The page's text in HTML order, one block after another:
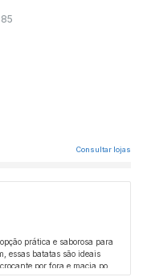
Consultar lojas
prática e saborosa para
essas batatas são ideais
por fora e macia por